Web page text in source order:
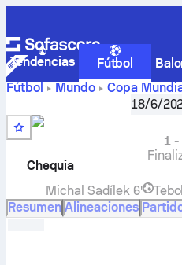
Tendencias Fútbol
Fútbol
Mundo Copa
en vivo,
predicción y resultado en
18/6/
Chequia
1-
Michal Sadílek 6'
Resumen Alineaciones